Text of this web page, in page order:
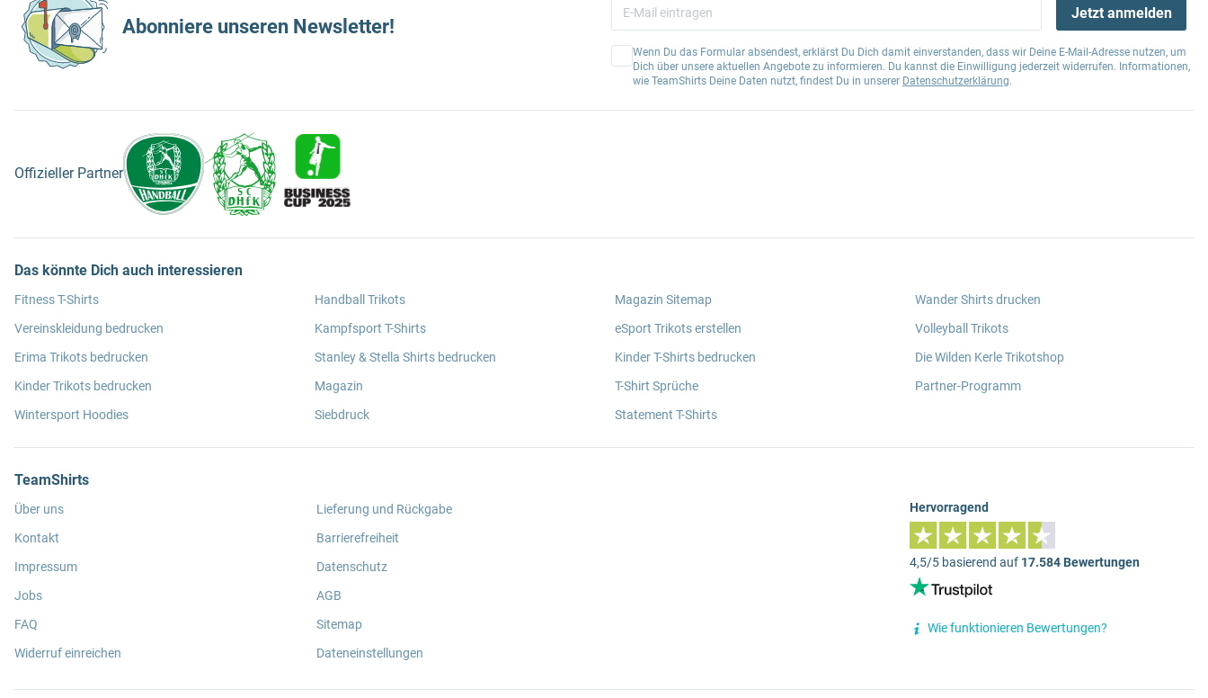
Abonniere unseren Newsletter!
Jetzt anmelden
Wenn Du das Formular absendest, erklärst Du Dich damit einverstanden, dass wir Deine E-Mail-Adresse nutzen, um
Dich über unsere aktuellen Angebote zu informieren. Du kannst die Einwilligung jederzeit widerrufen. Informationen,
wie TeamShirts Deine Daten nutzt, findest Du in unserer Datenschutzerklärung.
Offizieller Partner
Das könnte Dich auch interessieren
Fitness T-Shirts
Vereinskleidung bedrucken
Erima Trikots bedrucken
Kinder Trikots bedrucken
Wintersport Hoodies
Handball Trikots
Kampfsport T-Shirts
Stanley & Stella Shirts bedrucken
Magazin
Siebdruck
Magazin Sitemap
eSport Trikots erstellen
Kinder T-Shirts bedrucken
T-Shirt Sprüche
Statement T-Shirts
Wander Shirts drucken
Volleyball Trikots
Die Wilden Kerle Trikotshop
Partner-Programm
TeamShirts
Über uns
Kontakt
Impressum
Jobs
FAQ
Widerruf einreichen
Lieferung und Rückgabe
Barrierefreiheit
Datenschutz
AGB
Sitemap
Dateneinstellungen
Hervorragend
4,5/5 basierend auf 17.584 Bewertungen
Wie funktionieren Bewertungen?